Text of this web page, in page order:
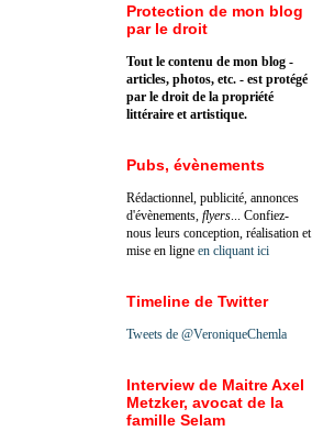
Protection de mon blog
par le droit
Tout le contenu de mon blog -
articles, photos, etc. - est protégé
par le droit de la propriété
littéraire et artistique.
Pubs, évènements
Rédactionnel, publicité, annonces
d'évènements, flyers ... Confiez-
nous leurs conception, réalisation et
mise en ligne en cliquant ici
Timeline de Twitter
Tweets de @VeroniqueChemla
Interview de Maitre Axel
Metzker, avocat de la
famille Selam